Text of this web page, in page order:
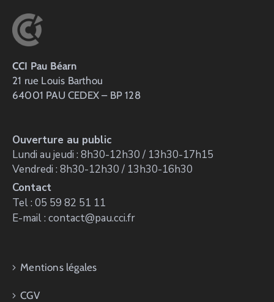
CCI Pau Béarn
21 rue Louis Barthou
64001 PAU CEDEX – BP 128
Ouverture au public
Lundi au jeudi : 8h30-12h30 / 13h30-17h15
Vendredi : 8h30-12h30 / 13h30-16h30
Contact
Tel : 05 59 82 51 11
E-mail : contact@pau.cci.fr
Mentions légales
CGV